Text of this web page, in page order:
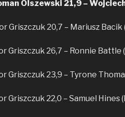
Olszewski 21,9 –
Griszczuk 20,7 – Mariusz
Griszczuk 26,7 – Ronnie Battle
Griszczuk 23,9 – Tyrone
Griszczuk 22,0 – Samuel Hines